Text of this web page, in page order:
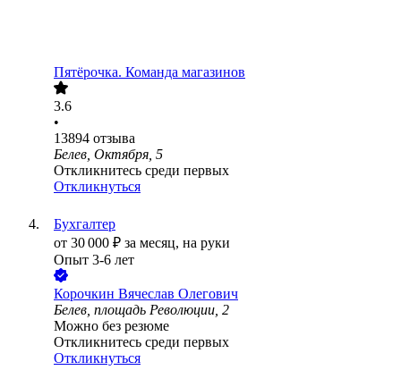
Пятёрочка. Команда магазинов
3.6
•
13894 отзыва
Белев, Октября, 5
Откликнитесь среди первых
Откликнуться
Бухгалтер
от 30 000 ₽ за месяц, на руки
Опыт 3-6 лет
Корочкин Вячеслав Олегович
Белев, площадь Революции, 2
Можно без резюме
Откликнитесь среди первых
Откликнуться